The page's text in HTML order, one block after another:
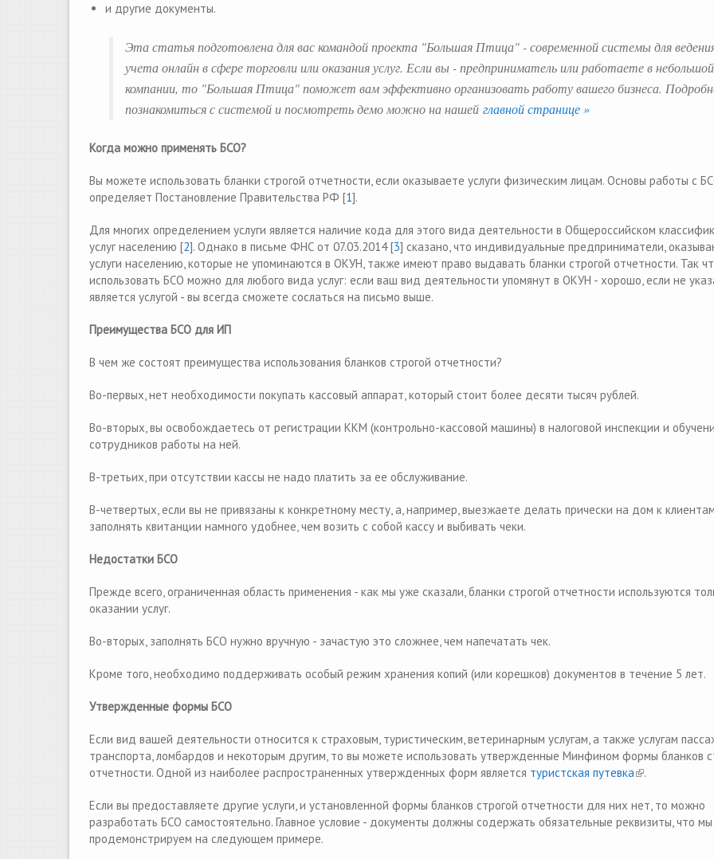
и другие документы.
Эта статья подготовлена для вас командой проекта "Большая Птица" - современной системы для
учета онлайн в сфере торговли или оказания услуг. Если вы - предприниматель или работаете в небольшой
компании, то "Большая Птица" поможет вам эффективно организовать работу вашего бизнеса.
познакомиться с системой и посмотреть демо можно на нашей главной странице »
Когда можно применять БСО?
Вы можете использовать бланки строгой отчетности, если оказываете услуги физическим лицам. Основы работы с
определяет Постановление Правительства РФ [1].
Для многих определением услуги является наличие кода для этого вида деятельности в Общероссийском
услуг населению [2]. Однако в письме ФНС от 07.03.2014 [3] сказано, что индивидуальные предприниматели,
услуги населению, которые не упоминаются в ОКУН, также имеют право выдавать бланки строгой отчетности. Так
использовать БСО можно для любого вида услуг: если ваш вид деятельности упомянут в ОКУН - хорошо, если не
является услугой - вы всегда сможете сослаться на письмо выше.
Преимущества БСО для ИП
В чем же состоят преимущества использования бланков строгой отчетности?
Во-первых, нет необходимости покупать кассовый аппарат, который стоит более десяти тысяч рублей.
Во-вторых, вы освобождаетесь от регистрации ККМ (контрольно-кассовой машины) в налоговой инспекции и
сотрудников работы на ней.
В-третьих, при отсутствии кассы не надо платить за ее обслуживание.
В-четвертых, если вы не привязаны к конкретному месту, а, например, выезжаете делать прически на дом к
заполнять квитанции намного удобнее, чем возить с собой кассу и выбивать чеки.
Недостатки БСО
Прежде всего, ограниченная область применения - как мы уже сказали, бланки строгой отчетности используются
оказании услуг.
Во-вторых, заполнять БСО нужно вручную - зачастую это сложнее, чем напечатать чек.
Кроме того, необходимо поддерживать особый режим хранения копий (или корешков) документов в течение 5 лет.
Утвержденные формы БСО
Если вид вашей деятельности относится к страховым, туристическим, ветеринарным услугам, а также услугам
транспорта, ломбардов и некоторым другим, то вы можете использовать утвержденные Минфином формы бланков
отчетности. Одной из наиболее распространенных утвержденных форм является туристская путевка(link is
.
Если вы предоставляете другие услуги, и установленной формы бланков строгой отчетности для них нет, то можно
разработать БСО самостоятельно. Главное условие - документы должны содержать обязательные реквизиты, что
продемонстрируем на следующем примере.